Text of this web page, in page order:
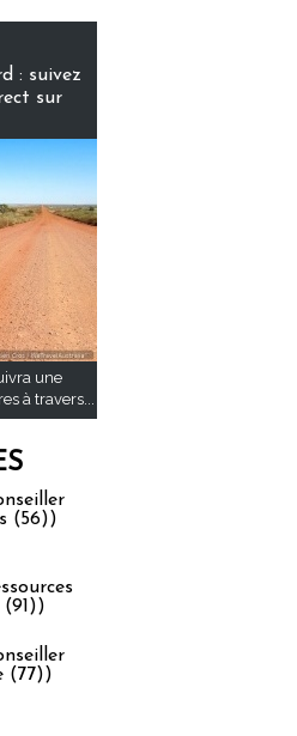
: suivez
sur
une
à travers...
(56))
(77))